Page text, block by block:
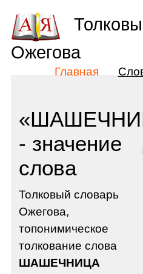
- значение
слова
Толковый словарь
Ожегова,
топонимическое
толкование слова
ШАШЕЧНИЦА
Ожегова
Главная